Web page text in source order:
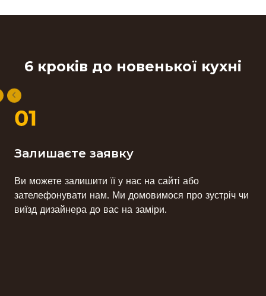
6 кроків до новенької кухні
Залишаєте заявку
Ви можете залишити її у нас на сайті або
зателефонувати нам. Ми домовимося про зустріч чи
виїзд дизайнера до вас на заміри.